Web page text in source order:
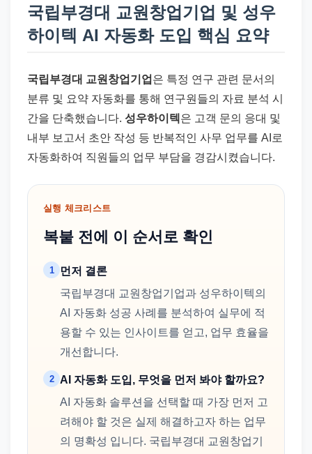
국립부경대 교원창업기업 및 성우
하이텍 AI 자동화 도입 핵심 요약
국립부경대 교원창업기업 은 특정 연구 관련 문서의
분류 및 요약 자동화를 통해 연구원들의 자료 분석 시
간을 단축했습니다. 성우하이텍 은 고객 문의 응대 및
내부 보고서 초안 작성 등 반복적인 사무 업무를 AI로
자동화하여 직원들의 업무 부담을 경감시켰습니다.
실행 체크리스트
복붙 전에 이 순서로 확인
1
먼저 결론
국립부경대 교원창업기업과 성우하이텍의
AI 자동화 성공 사례를 분석하여 실무에 적
용할 수 있는 인사이트를 얻고, 업무 효율을
개선합니다.
2 AI 자동화 도입, 무엇을 먼저 봐야 할까요?
AI 자동화 솔루션을 선택할 때 가장 먼저 고
려해야 할 것은 실제 해결하고자 하는 업무
의 명확성 입니다. 국립부경대 교원창업기